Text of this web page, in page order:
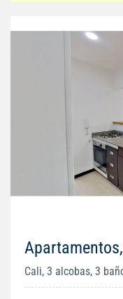
Cali, 3 alcobas, 3